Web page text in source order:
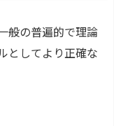
般の普遍的で理論
としてより正確な